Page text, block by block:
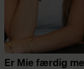
Er Mie færdig